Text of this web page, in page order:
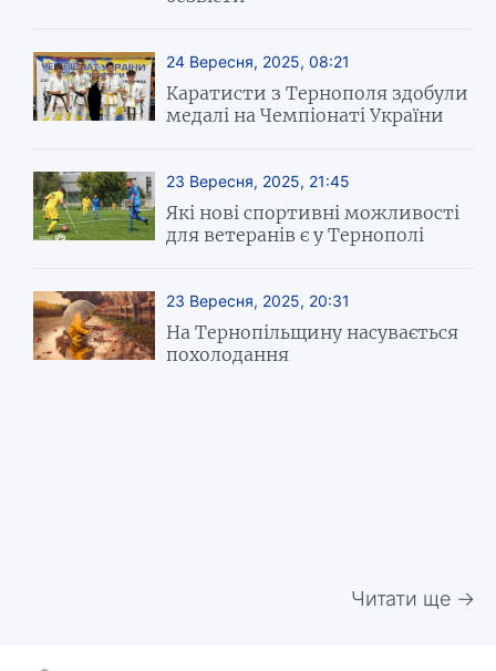
24 Вересня, 2025, 08:21
Каратисти з Тернополя здобули
медалі на Чемпіонаті України
23 Вересня, 2025, 21:45
Які нові спортивні можливості
для ветеранів є у Тернополі
23 Вересня, 2025, 20:31
На Тернопільщину насувається
похолодання
Читати ще →